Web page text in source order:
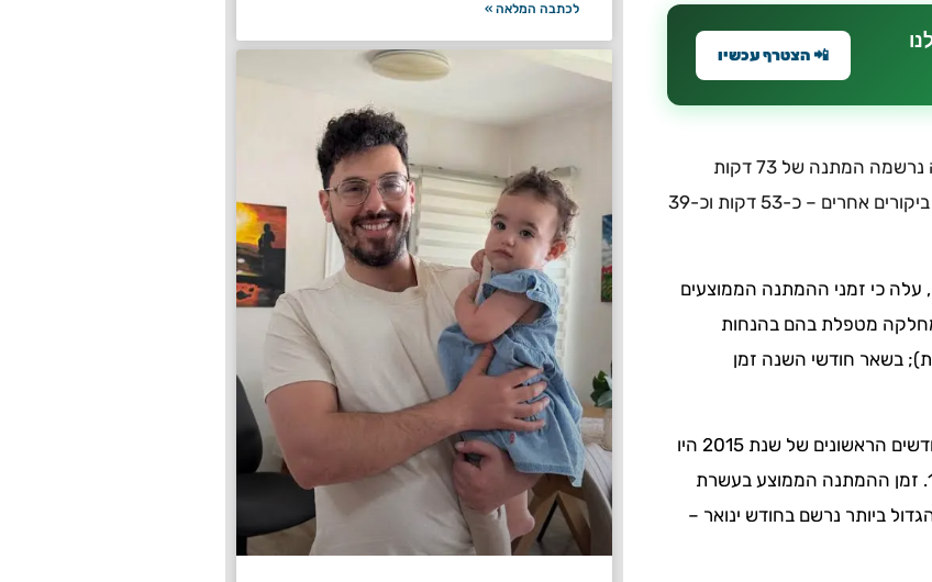
📲 הצטרף עכשיו
באחד מביקוריהם של נציגי משרד מבקר המדינה בעיריית פתח תקווה נרשמה המתנה של 73 דקות
בקירוב לפגישה עם הפקיד המטפל בהנחות בארנונה למגורים, ובשני ביקורים אחרים – כ-53 דקות וכ-39
פתח תקווה לשנת 2015, לפי דוחותיה, עלה כי זמני ההמתנה הממוצעים
מטפלת בהם בהנחות
(כשעה ורבע), פברואר (כ-54 דקות) ומרץ (כ-38 דקות); בשאר חודשי השנה זמן
ניתוח זמני ההמתנה הממוצעים לפי שעות היום מעלה כי בעשרת החודשים הראשונים של שנת 2015 היו
זמני ההמתנה ארוכים של 51-44 דקות במיוחד בשעות 13:00-10:00. זמן ההמתנה הממוצע בעשרת
דקות. שיעור הנטישה הגדול ביותר נרשם בחודש ינואר –
לכתבה המלאה »